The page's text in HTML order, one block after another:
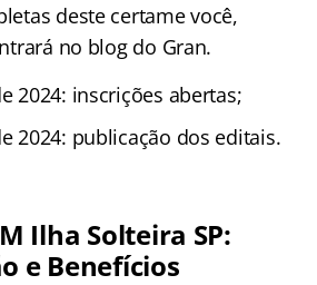
deste certame você,
no blog do Gran.
2024: inscrições abertas;
2024: publicação dos editais.
Ilha Solteira SP:
e Benefícios